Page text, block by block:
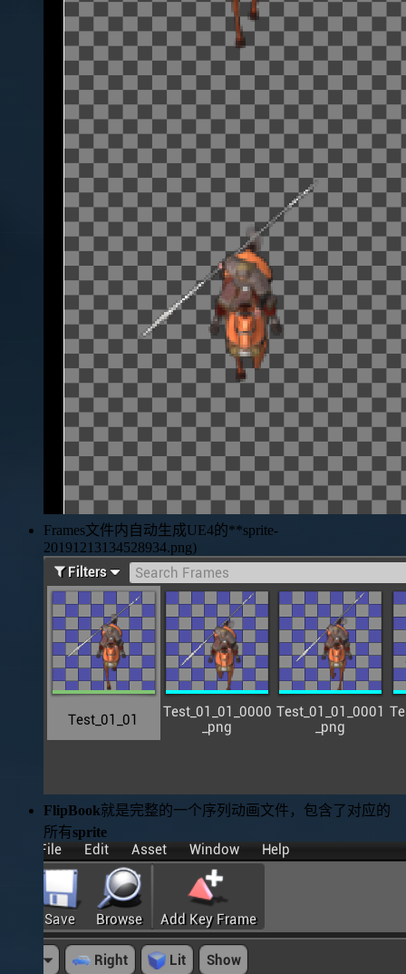
Frames文件内自动生成UE4的**sprite-
20191213134528934.png)
FlipBook就是完整的一个序列动画文件，包含了对应的
所有sprite